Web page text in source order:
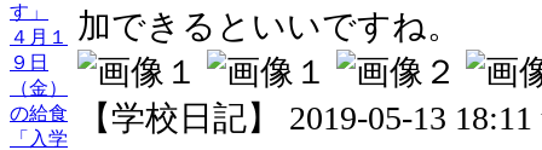
す」
４月１
９日
（金）
の給食
「入学
加できるといいですね。
【学校日記】 2019-05-13 18:11